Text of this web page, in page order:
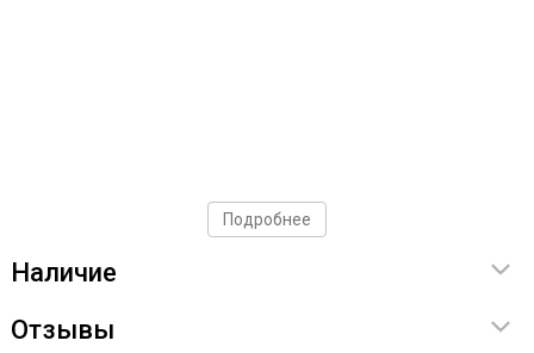
Подробнее
Наличие
Отзывы